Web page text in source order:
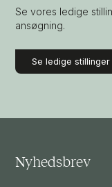
Se vores ledige
ansøgning.
Se ledige stillinger
Nyhedsbrev